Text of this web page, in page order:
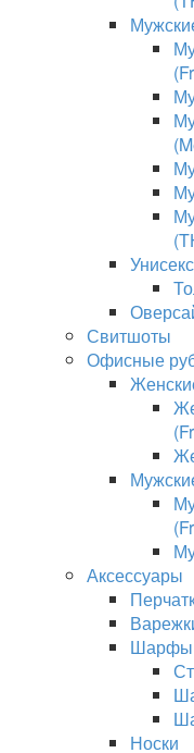
Свитшоты
Офисные
Аксессуары
Шарфы
Носки